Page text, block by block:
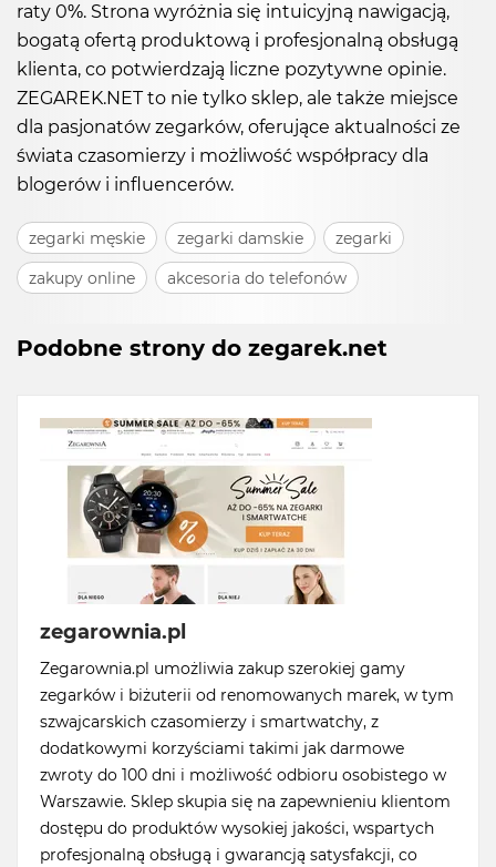
raty 0%. Strona wyróżnia się intuicyjną nawigacją,
bogatą ofertą produktową i profesjonalną obsługą
klienta, co potwierdzają liczne pozytywne opinie.
ZEGAREK.NET to nie tylko sklep, ale także miejsce
dla pasjonatów zegarków, oferujące aktualności ze
świata czasomierzy i możliwość współpracy dla
blogerów i influencerów.
zegarki męskie zegarki damskie
zegarki
zakupy online
akcesoria do telefonów
Podobne strony do zegarek.net
zegarownia.pl
Zegarownia.pl umożliwia zakup szerokiej gamy
zegarków i biżuterii od renomowanych marek, w tym
szwajcarskich czasomierzy i smartwatchy, z
dodatkowymi korzyściami takimi jak darmowe
zwroty do 100 dni i możliwość odbioru osobistego w
Warszawie. Sklep skupia się na zapewnieniu klientom
dostępu do produktów wysokiej jakości, wspartych
profesjonalną obsługą i gwarancją satysfakcji, co